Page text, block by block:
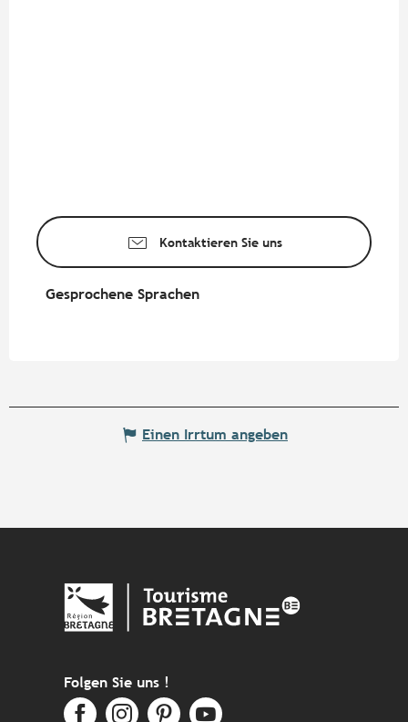
Kontaktieren Sie uns
Gesprochene Sprachen
Gesprochene Sprachen
Einen Irrtum angeben
Folgen Sie uns !